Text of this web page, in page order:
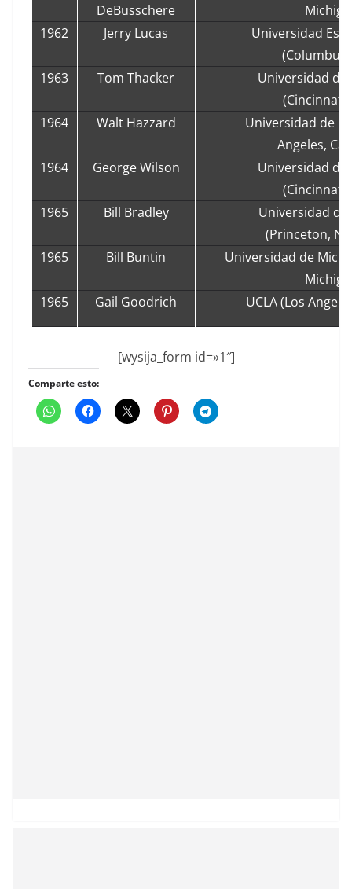
DeBusschere
1962
Jerry Lucas
Universidad
1963
Tom Thacker
Universidad de
1964
Walt Hazzard
Universidad de
Angeles,
1964
George Wilson
Universidad de
1965
Bill Bradley
Universidad
(Princeton,
1965
Bill Buntin
Universidad de
1965
Gail Goodrich UCLA (Los
[wysija_form id=»1″]
Comparte esto: